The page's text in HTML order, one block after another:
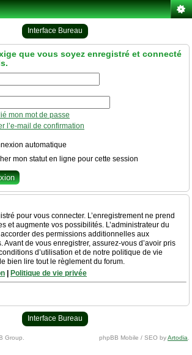
Interface Bureau
que vous soyez enregistré et connecté
mon mot de passe
l’e-mail de confirmation
automatique
mon statut en ligne pour cette session
pour vous connecter. L’enregistrement ne prend
et augmente vos possibilités. L’administrateur du
des permissions additionnelles aux
Avant de vous enregistrer, assurez-vous d’avoir pris
d’utilisation et de notre politique de vie
bien lire tout le règlement du forum.
Politique de vie privée
Interface Bureau
Group. phpBB Mobile / SEO byArtodia